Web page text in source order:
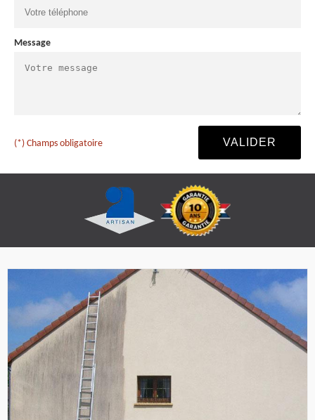
Message
(*) Champs obligatoire